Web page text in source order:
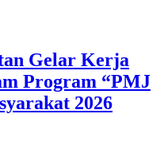
Gelar Kerja
Program “PMJ
2026